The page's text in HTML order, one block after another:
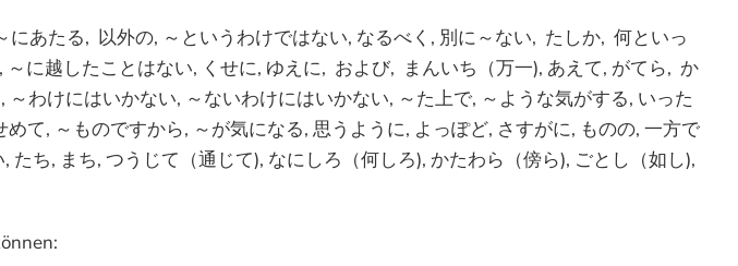
あたる, 以外の, ～というわけではない, なるべく, 別に～ない, たしか, 何といっ
に越したことはない, くせに, ゆえに, および, まんいち（万一), あえて, がてら, か
わけにはいかない, ～ないわけにはいかない, ～た上で, ～ような気がする, いった
て, ～ものですから, ～が気になる, 思うように, よっぽど, さすがに, ものの, 一方で
ち, まち, つうじて（通じて), なにしろ（何しろ), かたわら（傍ら), ごとし（如し),